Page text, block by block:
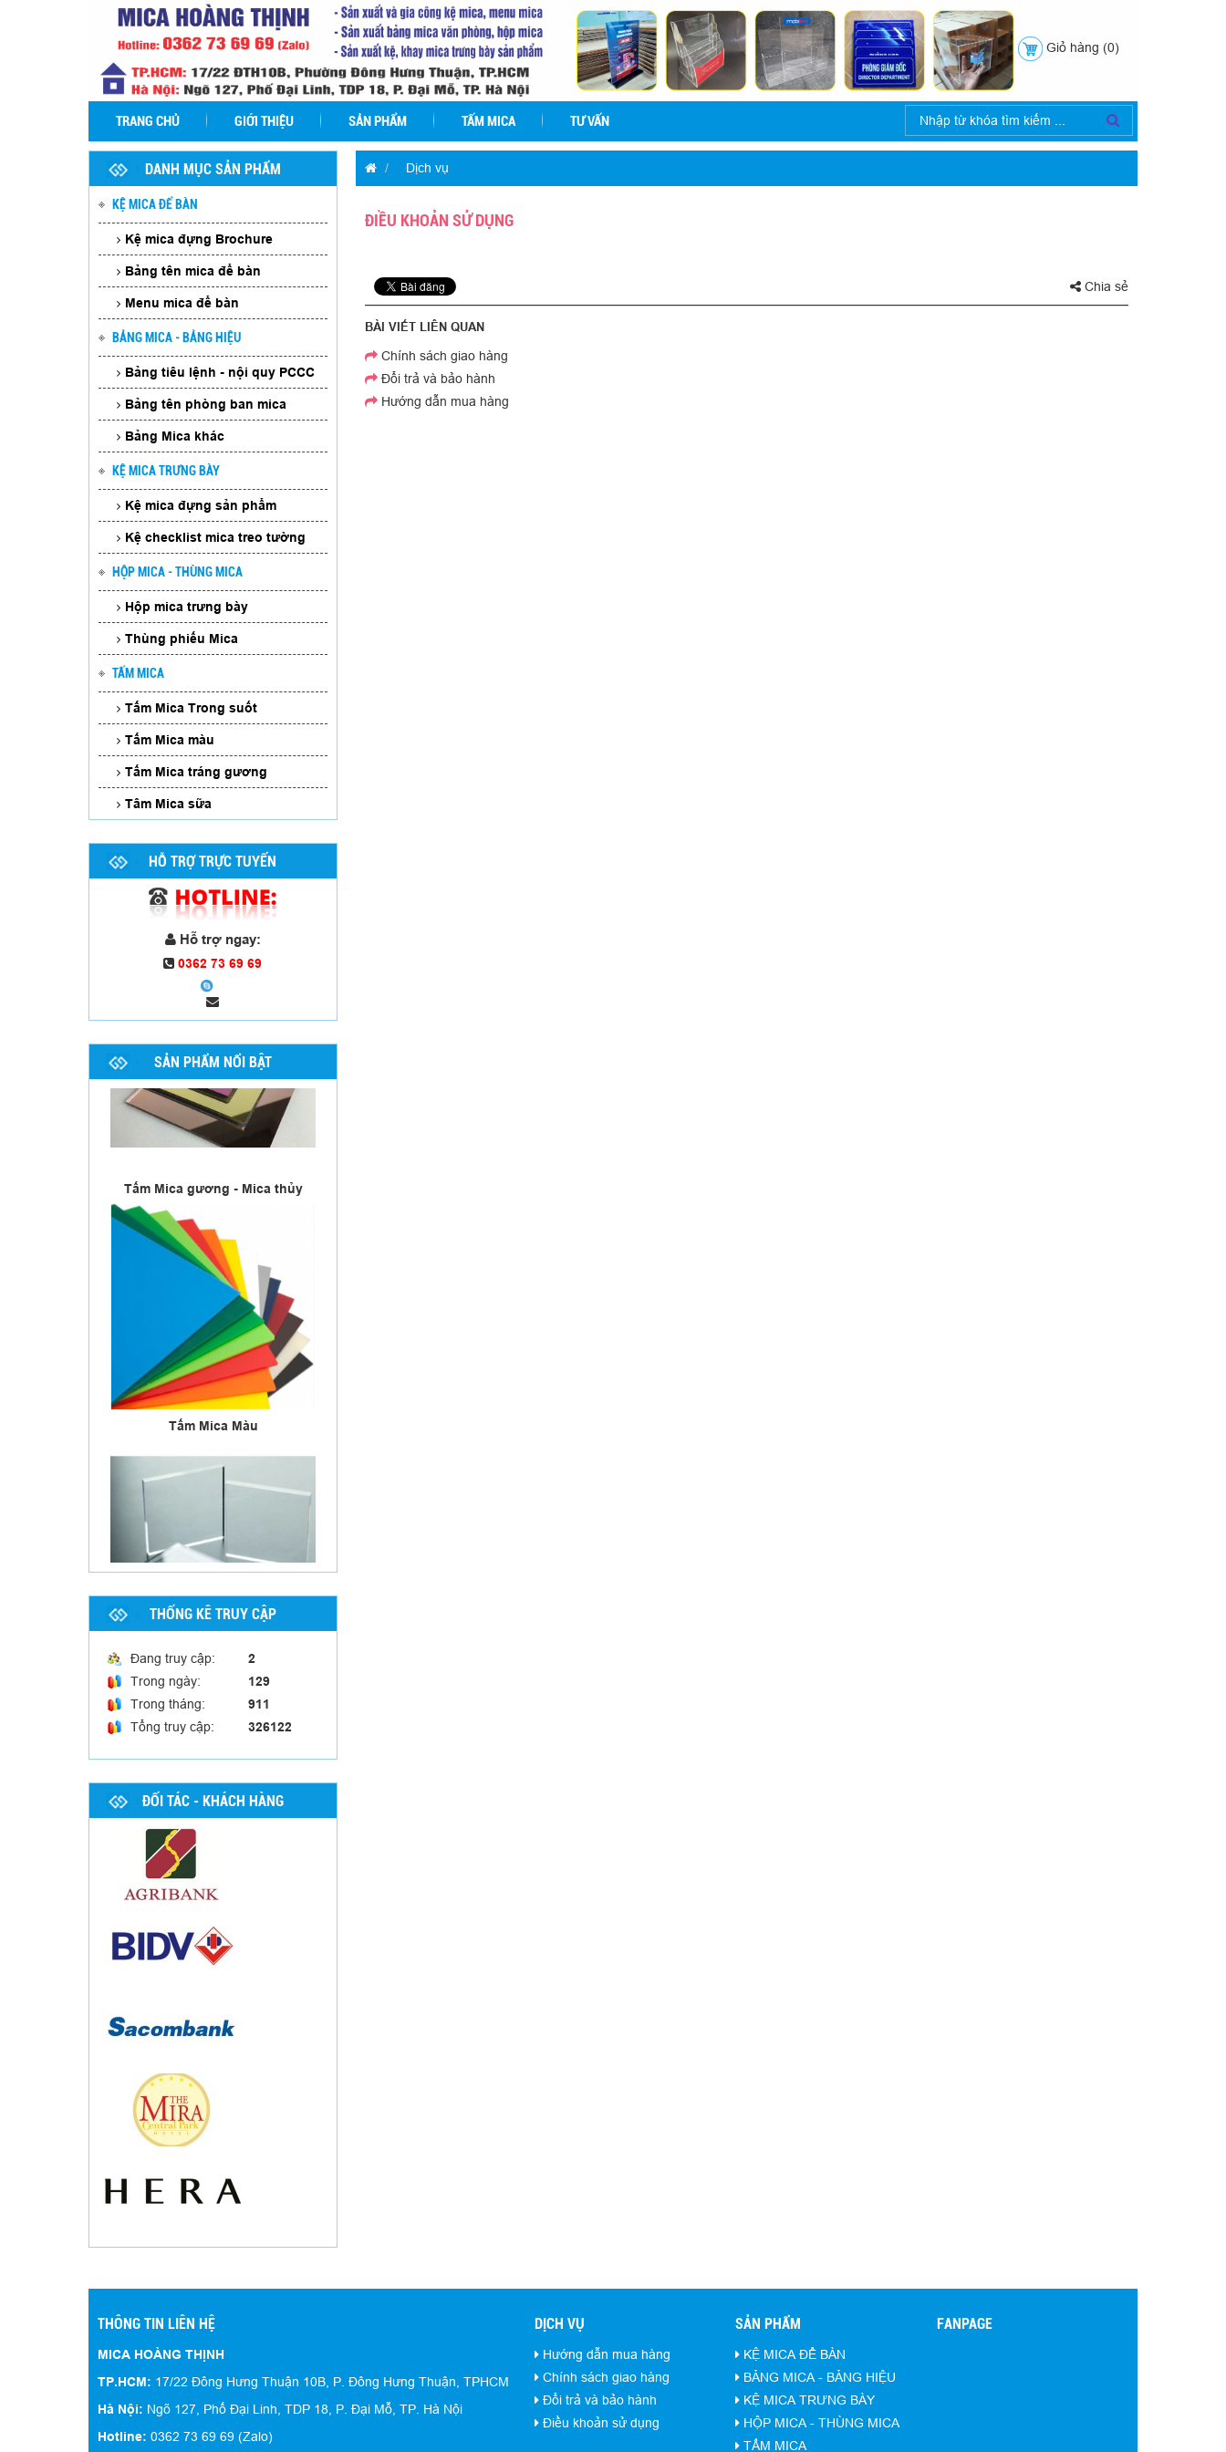
Giỏ hàng (0)
TRANG CHỦ GIỚI THIỆU SẢN PHẨM TẤM MICA TƯ VẤN
DANH MỤC SẢN PHẨM
KỆ MICA ĐỂ BÀN
Kệ mica đựng Brochure
Bảng tên mica để bàn
Menu mica để bàn
BẢNG MICA - BẢNG HIỆU
Bảng tiêu lệnh - nội quy PCCC
Bảng tên phòng ban mica
Bảng Mica khác
KỆ MICA TRƯNG BÀY
Kệ mica đựng sản phẩm
Kệ checklist mica treo tường
HỘP MICA - THÙNG MICA
Hộp mica trưng bày
Thùng phiếu Mica
TẤM MICA
Tấm Mica Trong suốt
Tấm Mica màu
Tấm Mica tráng gương
Tâm Mica sữa
HỖ TRỢ TRỰC TUYẾN
Hỗ trợ ngay:
0362 73 69 69
SẢN PHẨM NỔI BẬT
phòng
In bảng Mica số phòng - Nền
xanh chữ trắng
Tấm Mica gương - Mica thủy
Tấm Mica Màu
Tấm Mica trong độ dày từ 01 đến
50mm
Hộp mica trưng bày 04
Hộp mica trưng bày 03
THỐNG KÊ TRUY CẬP
Đang truy cập:
2
Trong ngày:
129
Trong tháng:
911
Tổng truy cập:
326122
ĐỐI TÁC - KHÁCH HÀNG
Dịch vụ
ĐIỀU KHOẢN SỬ DỤNG
Chia sẻ
BÀI VIẾT LIÊN QUAN
Chính sách giao hàng
Đổi trả và bảo hành
Hướng dẫn mua hàng
THÔNG TIN LIÊN HỆ
MICA HOÀNG THỊNH
TP.HCM: 17/22 Đông Hưng Thuận 10B, P. Đông Hưng Thuận, TPHCM
Hà Nội: Ngõ 127, Phố Đại Linh, TDP 18, P. Đại Mỗ, TP. Hà Nội
Hotline: 0362 73 69 69 (Zalo)
DỊCH VỤ
Hướng dẫn mua hàng
Chính sách giao hàng
Đổi trả và bảo hành
Điều khoản sử dụng
SẢN PHẨM
KỆ MICA ĐỂ BÀN
BẢNG MICA - BẢNG HIỆU
KỆ MICA TRƯNG BÀY
HỘP MICA - THÙNG MICA
TẤM MICA
FANPAGE